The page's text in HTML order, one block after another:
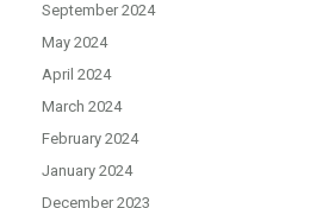
September 2024
May 2024
April 2024
March 2024
February 2024
January 2024
December 2023